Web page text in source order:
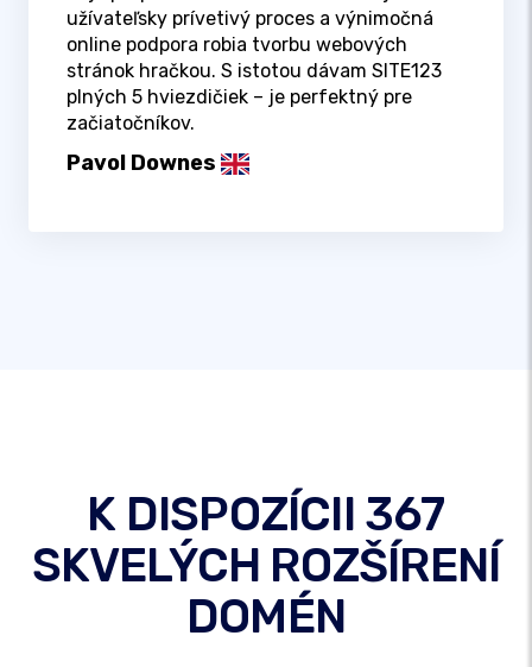
užívateľsky prívetivý proces a výnimočná
online podpora robia tvorbu webových
stránok hračkou. S istotou dávam SITE123
plných 5 hviezdičiek – je perfektný pre
začiatočníkov.
Pavol Downes
K DISPOZÍCII 367
SKVELÝCH ROZŠÍRENÍ
DOMÉN